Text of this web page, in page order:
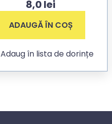
8,0lei
ADAUGĂ ÎN COȘ
Adaug în lista de dorințe